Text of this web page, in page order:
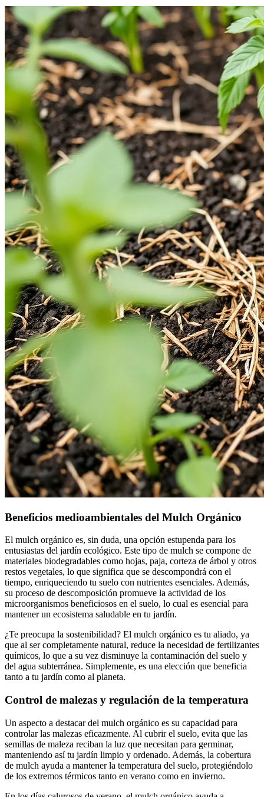
Beneficios medioambientales del Mulch Orgánico
El mulch orgánico es, sin duda, una opción estupenda para los
entusiastas del jardín ecológico. Este tipo de mulch se compone de
materiales biodegradables como hojas, paja, corteza de árbol y otros
restos vegetales, lo que significa que se descompondrá con el
tiempo, enriqueciendo tu suelo con nutrientes esenciales. Además,
su proceso de descomposición promueve la actividad de los
microorganismos beneficiosos en el suelo, lo cual es esencial para
mantener un ecosistema saludable en tu jardín.
¿Te preocupa la sostenibilidad? El mulch orgánico es tu aliado, ya
que al ser completamente natural, reduce la necesidad de fertilizantes
químicos, lo que a su vez disminuye la contaminación del suelo y
del agua subterránea. Simplemente, es una elección que beneficia
tanto a tu jardín como al planeta.
Control de malezas y regulación de la temperatura
Un aspecto a destacar del mulch orgánico es su capacidad para
controlar las malezas eficazmente. Al cubrir el suelo, evita que las
semillas de maleza reciban la luz que necesitan para germinar,
manteniendo así tu jardín limpio y ordenado. Además, la cobertura
de mulch ayuda a mantener la temperatura del suelo, protegiéndolo
de los extremos térmicos tanto en verano como en invierno.